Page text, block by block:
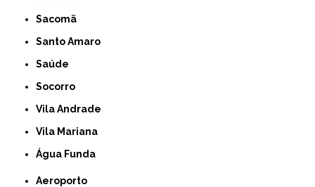
Sacomã
Santo Amaro
Saúde
Socorro
Vila Andrade
Vila Mariana
Água Funda
Aeroporto